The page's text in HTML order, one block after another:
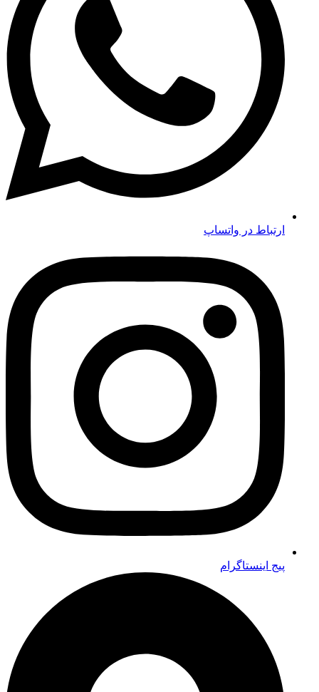
ارتباط در واتساپ
پیج اینستاگرام